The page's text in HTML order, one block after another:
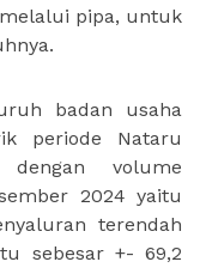
pipa, untuk
badan usaha
periode Nataru
volume
2024 yaitu
terendah
sebesar +- 69,2